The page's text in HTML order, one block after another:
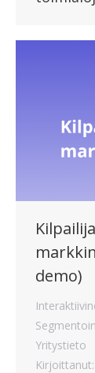
demo)
Yritystieto
Kirjoittanut: